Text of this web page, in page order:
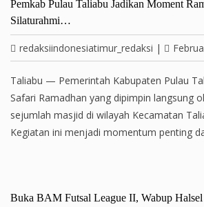
Pemkab Pulau Taliabu Jadikan Moment
Silaturahmi…
redaksiindonesiatimur_redaksi |
Taliabu — Pemerintah Kabupaten Pulau
Safari Ramadhan yang dipimpin langsung
sejumlah masjid di wilayah Kecamatan
Kegiatan ini menjadi momentum penting
Buka BAM Futsal League II, Wabup